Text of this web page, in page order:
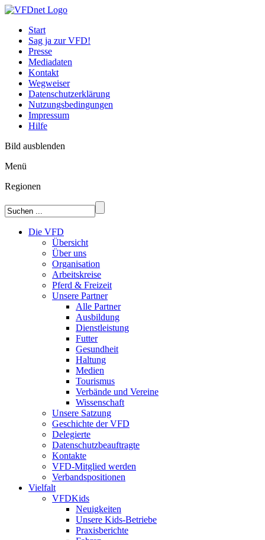
Start
Sag ja zur VFD!
Presse
Mediadaten
Kontakt
Wegweiser
Datenschutzerklärung
Nutzungsbedingungen
Impressum
Hilfe
Bild ausblenden
Menü
Regionen
Die VFD
Übersicht
Über uns
Organisation
Arbeitskreise
Pferd & Freizeit
Unsere Partner
Alle Partner
Ausbildung
Dienstleistung
Futter
Gesundheit
Haltung
Medien
Tourismus
Verbände und Vereine
Wissenschaft
Unsere Satzung
Geschichte der VFD
Delegierte
Datenschutzbeauftragte
Kontakte
VFD-Mitglied werden
Verbandspositionen
Vielfalt
VFDKids
Neuigkeiten
Unsere Kids-Betriebe
Praxisberichte